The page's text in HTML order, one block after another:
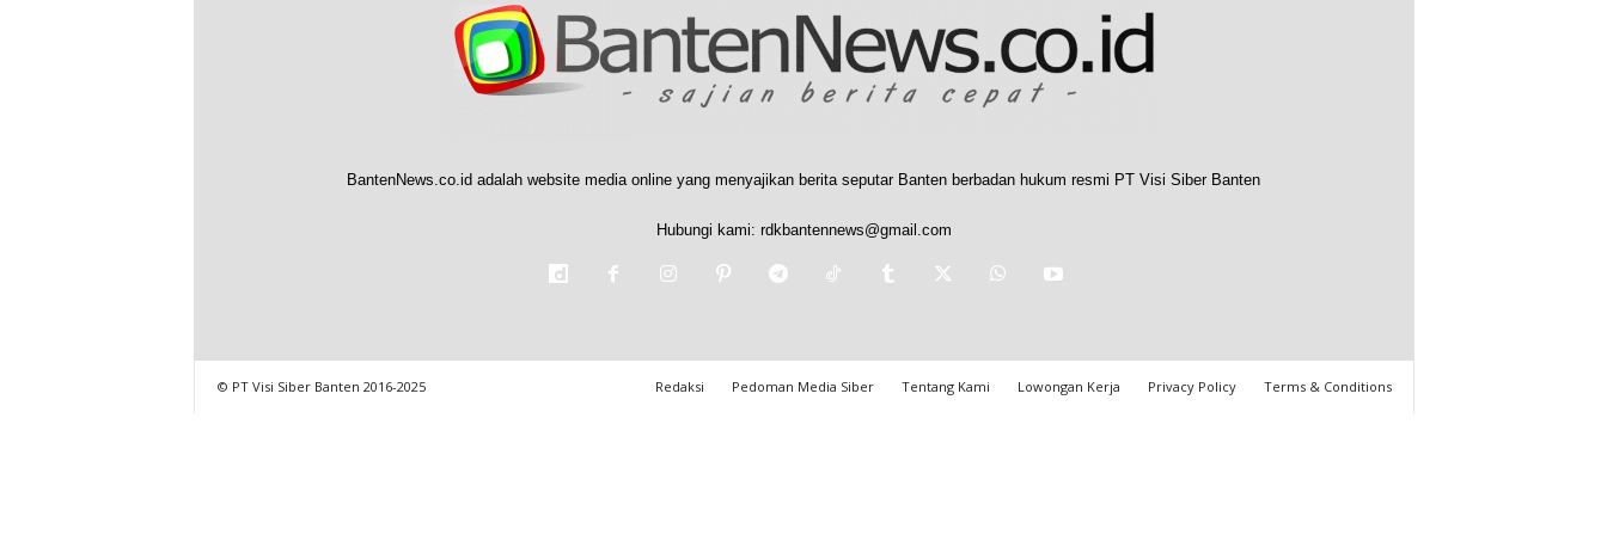
BantenNews.co.id adalah website media online yang menyajikan berita seputar Banten berbadan hukum resmi PT Visi Siber Banten
Hubungi kami: rdkbantennews@gmail.com
Redaksi Pedoman Media Siber Tentang Kami Lowongan Kerja Privacy Policy Terms & Conditions
© PT Visi Siber Banten 2016-2025